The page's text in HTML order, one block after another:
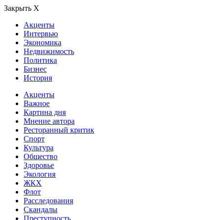
Закрыть Х
Акценты
Интервью
Экономика
Недвижимость
Политика
Бизнес
История
Акценты
Важное
Картина дня
Мнение автора
Ресторанный критик
Спорт
Культура
Общество
Здоровье
Экология
ЖКХ
Флот
Расследования
Скандалы
Преступность